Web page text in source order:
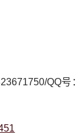
QQ号：